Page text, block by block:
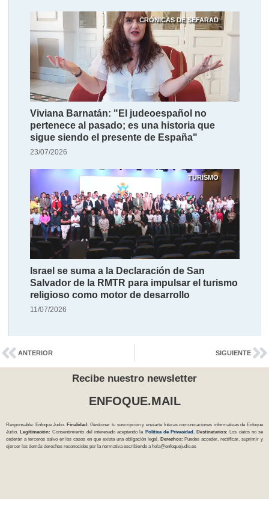
CRÓNICAS DE SEFARAD
Viviana Barnatán: "El judeoespañol no
pertenece al pasado; es una historia que
sigue siendo el presente de España"
23/07/2026
TURISMO
Israel se suma a la Declaración de San
Salvador de la RMTR para impulsar el turismo
religioso como motor de desarrollo
11/07/2026
ANTERIOR SIGUIENTE
Recibe nuestro newsletter
ENFOQUE.MAIL
Responsable: Enfoque Judío. Finalidad: Gestionar tu suscripción y enviarte futuras comunicaciones informativas de Enfoque
Judío. Legitimación: Consentimiento del interesado aceptando la Política de Privacidad . Destinatarios: Los datos no se
cederán a terceros salvo en los casos en que exista una obligación legal. Derechos: Puedes acceder, rectificar, suprimir y
ejercer los demás derechos reconocidos por la normativa escribiendo a hola@enfoquejudio.es